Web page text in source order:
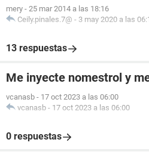
mery - 25 mar 2014 a las 18:16
Ceily.pinales.7@ - 3 may 2020 a las
13 respuestas
Me inyecte nomestrol y
vcanasb - 17 oct 2023 a las 06:00
vcanasb - 17 oct 2023 a las 06:00
0 respuestas